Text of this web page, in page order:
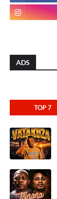
ADS
TOP 7